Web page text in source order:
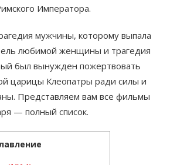
Императора.
мужчины, которому выпала
любимой женщины и трагедия
был вынужден пожертвовать
царицы Клеопатры ради силы и
Представляем вам все фильмы
— полный список.